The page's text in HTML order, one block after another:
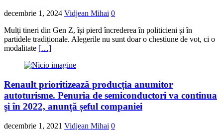
decembrie 1, 2024 Vidjean Mihai 0
Mulți tineri din Gen Z, își pierd încrederea în politicieni și în
partidele tradiționale. Alegerile nu sunt doar o chestiune de vot, ci o
modalitate […]
Renault prioritizează producția anumitor
autoturisme. Penuria de semiconductori va continua
şi în 2022, anunță șeful companiei
decembrie 1, 2021 Vidjean Mihai 0